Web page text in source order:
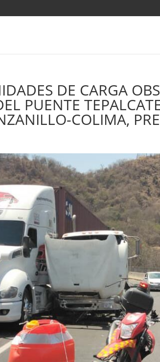
DE CARGA
PUENTE
COLIMA,